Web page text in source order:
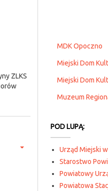
ZLKS
MDK Opoczno
Miejski Dom
Miejski Dom
Muzeum
POD LUPĄ:
Urząd Miejski
Starostwo
Powiatowy
Powiatowa